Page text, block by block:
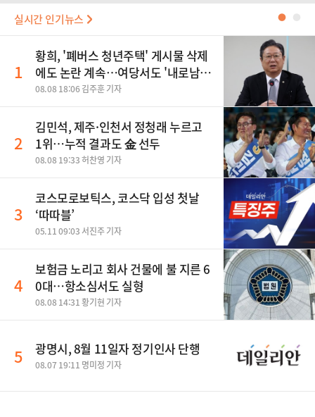
실시간 인기뉴스 ●
1
황희, '폐버스 청년주택' 게시물 삭제
에도 논란 계속…여당서도 '내로남
불' 비판
08.08 18:06 김주훈 기자
2
김민석, 제주·인천서 정청래 누르고
1위…누적 결과도 金 선두
08.08 19:33 허찬영 기자
3
코스모로보틱스, 코스닥 입성 첫날
‘따따블’
05.11 09:03 서진주 기자
4
보험금 노리고 회사 건물에 불 지른 6
0대…항소심서도 실형
08.08 14:31 황기현 기자
5 광명시, 8월 11일자 정기인사 단행
08.07 19:11 명미정 기자